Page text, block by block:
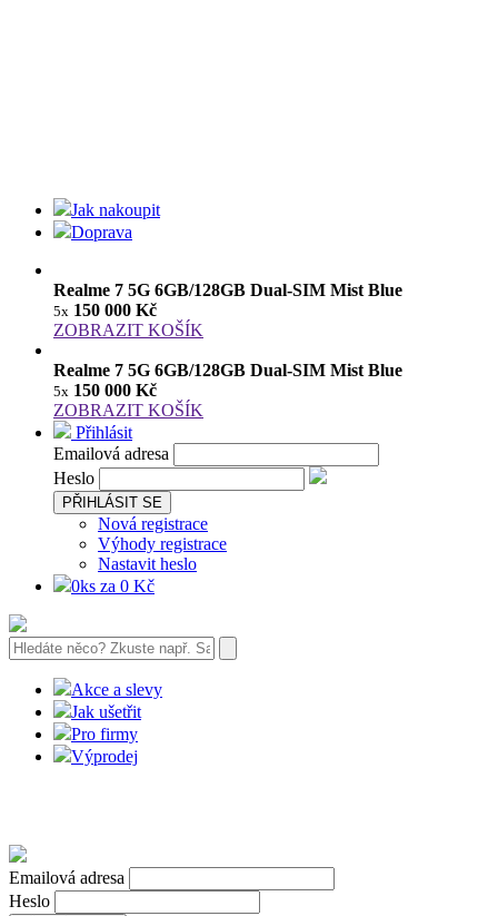
Jak nakoupit
Doprava
Realme 7 5G 6GB/128GB Dual-SIM Mist Blue
5x 150 000 Kč
ZOBRAZIT KOŠÍK
Realme 7 5G 6GB/128GB Dual-SIM Mist Blue
5x 150 000 Kč
ZOBRAZIT KOŠÍK
Přihlásit
Emailová adresa
Heslo
PŘIHLÁSIT SE
Nová registrace
Výhody registrace
Nastavit heslo
0ks za 0 Kč
Akce a slevy
Jak ušetřit
Pro firmy
Výprodej
Emailová adresa
Heslo